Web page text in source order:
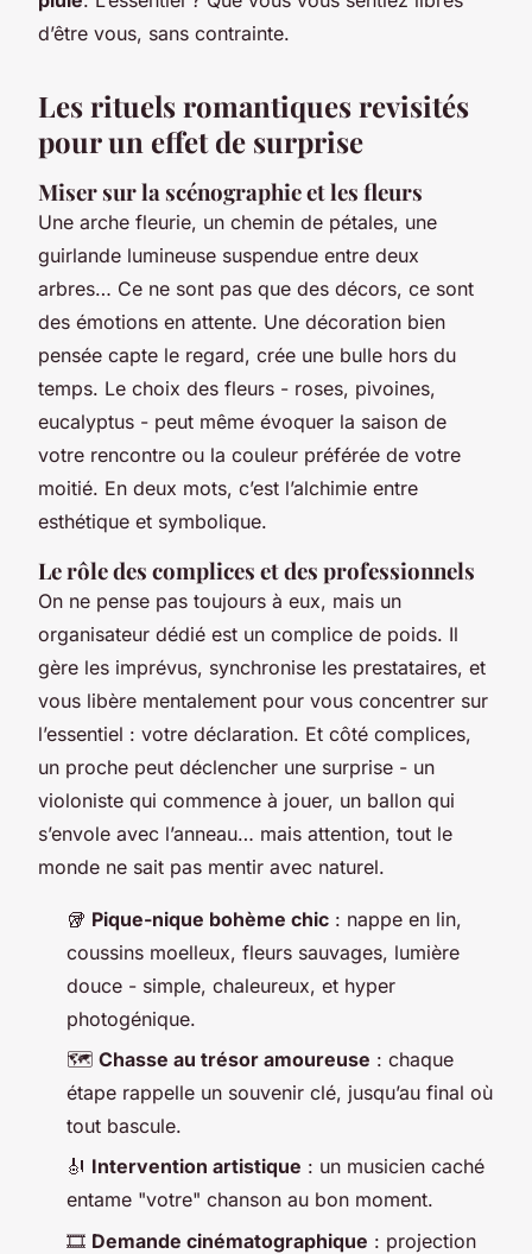
d’être vous, sans contrainte.
Les rituels romantiques revisités
pour un effet de surprise
Miser sur la scénographie et les fleurs
Une arche fleurie, un chemin de pétales, une
guirlande lumineuse suspendue entre deux
arbres… Ce ne sont pas que des décors, ce sont
des émotions en attente. Une décoration bien
pensée capte le regard, crée une bulle hors du
temps. Le choix des fleurs - roses, pivoines,
eucalyptus - peut même évoquer la saison de
votre rencontre ou la couleur préférée de votre
moitié. En deux mots, c’est l’alchimie entre
esthétique et symbolique.
Le rôle des complices et des professionnels
On ne pense pas toujours à eux, mais un
organisateur dédié est un complice de poids. Il
gère les imprévus, synchronise les prestataires, et
vous libère mentalement pour vous concentrer sur
l’essentiel : votre déclaration. Et côté complices,
un proche peut déclencher une surprise - un
violoniste qui commence à jouer, un ballon qui
s’envole avec l’anneau… mais attention, tout le
monde ne sait pas mentir avec naturel.
🥡 Pique-nique bohème chic : nappe en lin,
coussins moelleux, fleurs sauvages, lumière
douce - simple, chaleureux, et hyper
photogénique.
🗺️ Chasse au trésor amoureuse : chaque
étape rappelle un souvenir clé, jusqu’au final où
tout bascule.
🎻 Intervention artistique : un musicien caché
entame "votre" chanson au bon moment.
🎞️ Demande cinématographique : projection